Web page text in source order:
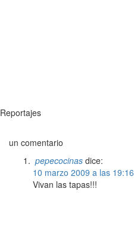
Reportajes
un comentario
pepecocinas dice:
10 marzo 2009 a las 19:16
Vivan las tapas!!!